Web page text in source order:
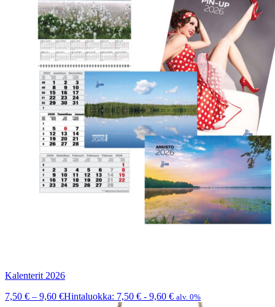
Kalenterit 2026
7,50 € – 9,60 €Hintaluokka: 7,50 € - 9,60 € alv. 0%